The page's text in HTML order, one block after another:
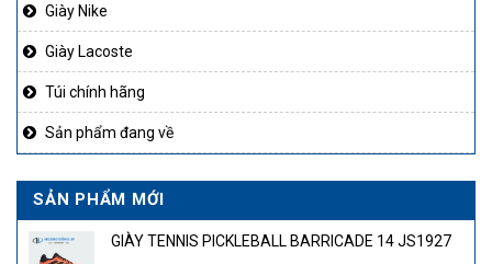
Giày Nike
Giày Lacoste
Túi chính hãng
Sản phẩm đang về
SẢN PHẨM MỚI
GIÀY TENNIS PICKLEBALL BARRICADE 14 JS1927